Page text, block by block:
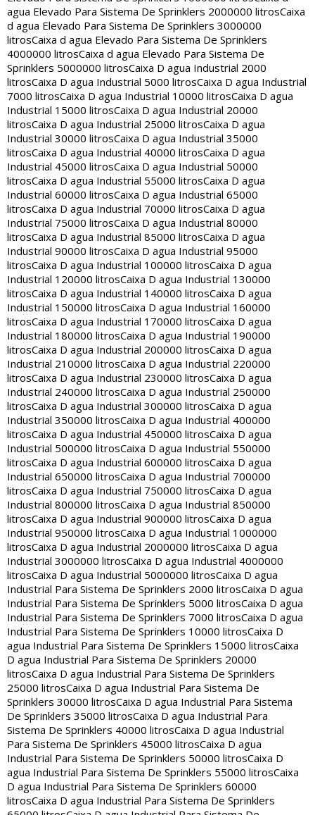
agua Elevado Para Sistema De Sprinklers 2000000 litrosCaixa
d agua Elevado Para Sistema De Sprinklers 3000000
litrosCaixa d agua Elevado Para Sistema De Sprinklers
4000000 litrosCaixa d agua Elevado Para Sistema De
Sprinklers 5000000 litrosCaixa D agua Industrial 2000
litrosCaixa D agua Industrial 5000 litrosCaixa D agua Industrial
7000 litrosCaixa D agua Industrial 10000 litrosCaixa D agua
Industrial 15000 litrosCaixa D agua Industrial 20000
litrosCaixa D agua Industrial 25000 litrosCaixa D agua
Industrial 30000 litrosCaixa D agua Industrial 35000
litrosCaixa D agua Industrial 40000 litrosCaixa D agua
Industrial 45000 litrosCaixa D agua Industrial 50000
litrosCaixa D agua Industrial 55000 litrosCaixa D agua
Industrial 60000 litrosCaixa D agua Industrial 65000
litrosCaixa D agua Industrial 70000 litrosCaixa D agua
Industrial 75000 litrosCaixa D agua Industrial 80000
litrosCaixa D agua Industrial 85000 litrosCaixa D agua
Industrial 90000 litrosCaixa D agua Industrial 95000
litrosCaixa D agua Industrial 100000 litrosCaixa D agua
Industrial 120000 litrosCaixa D agua Industrial 130000
litrosCaixa D agua Industrial 140000 litrosCaixa D agua
Industrial 150000 litrosCaixa D agua Industrial 160000
litrosCaixa D agua Industrial 170000 litrosCaixa D agua
Industrial 180000 litrosCaixa D agua Industrial 190000
litrosCaixa D agua Industrial 200000 litrosCaixa D agua
Industrial 210000 litrosCaixa D agua Industrial 220000
litrosCaixa D agua Industrial 230000 litrosCaixa D agua
Industrial 240000 litrosCaixa D agua Industrial 250000
litrosCaixa D agua Industrial 300000 litrosCaixa D agua
Industrial 350000 litrosCaixa D agua Industrial 400000
litrosCaixa D agua Industrial 450000 litrosCaixa D agua
Industrial 500000 litrosCaixa D agua Industrial 550000
litrosCaixa D agua Industrial 600000 litrosCaixa D agua
Industrial 650000 litrosCaixa D agua Industrial 700000
litrosCaixa D agua Industrial 750000 litrosCaixa D agua
Industrial 800000 litrosCaixa D agua Industrial 850000
litrosCaixa D agua Industrial 900000 litrosCaixa D agua
Industrial 950000 litrosCaixa D agua Industrial 1000000
litrosCaixa D agua Industrial 2000000 litrosCaixa D agua
Industrial 3000000 litrosCaixa D agua Industrial 4000000
litrosCaixa D agua Industrial 5000000 litrosCaixa D agua
Industrial Para Sistema De Sprinklers 2000 litrosCaixa D agua
Industrial Para Sistema De Sprinklers 5000 litrosCaixa D agua
Industrial Para Sistema De Sprinklers 7000 litrosCaixa D agua
Industrial Para Sistema De Sprinklers 10000 litrosCaixa D
agua Industrial Para Sistema De Sprinklers 15000 litrosCaixa
D agua Industrial Para Sistema De Sprinklers 20000
litrosCaixa D agua Industrial Para Sistema De Sprinklers
25000 litrosCaixa D agua Industrial Para Sistema De
Sprinklers 30000 litrosCaixa D agua Industrial Para Sistema
De Sprinklers 35000 litrosCaixa D agua Industrial Para
Sistema De Sprinklers 40000 litrosCaixa D agua Industrial
Para Sistema De Sprinklers 45000 litrosCaixa D agua
Industrial Para Sistema De Sprinklers 50000 litrosCaixa D
agua Industrial Para Sistema De Sprinklers 55000 litrosCaixa
D agua Industrial Para Sistema De Sprinklers 60000
litrosCaixa D agua Industrial Para Sistema De Sprinklers